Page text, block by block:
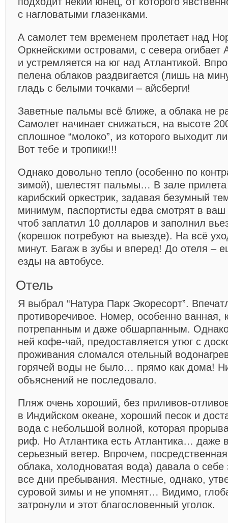
с нагловатыми глазенками.
А самолет тем временем пролетает над
Оркнейскими островами, с севера
и устремляется на юг над Атлантикой.
пелена облаков раздвигается (лишь на
гладь с белыми точками – айсберги!
Заветные пальмы всё ближе, а облака не
Самолет начинает снижаться, на высоте
сплошное “молоко”, из которого выходит
Вот тебе и тропики!!!
Однако довольно тепло (особенно по
зимой), шелестят пальмы… В зале прилета
карибский оркестрик, задавая безумный
минимум, паспортисты едва смотрят в ваш
чтоб заплатил 10 долларов и заполнил
(корешок потребуют на выезде). На всё
минут. Багаж в зубы и вперед! До отеля –
езды на автобусе.
Отель
Я выбрал “Натура Парк Экоресорт”.
противоречивое. Номер, особенно ванная,
потрепанным и даже обшарпанным.
ней кофе-чай, предоставляется утюг с
проживания сломался отельный
горячей воды не было… прямо как дома!
объяснений не последовало.
Пляж очень хороший, без приливов-
в Индийском океане, хороший песок и
вода с небольшой волной, которая
риф. Но Атлантика есть Атлантика… даже
серьезный ветер. Впрочем,
облака, холодноватая вода) давала о себе
все дни пребывания. Местные, однако,
суровой зимы и не упомнят… Видимо,
затронули и этот благословенный уголок.